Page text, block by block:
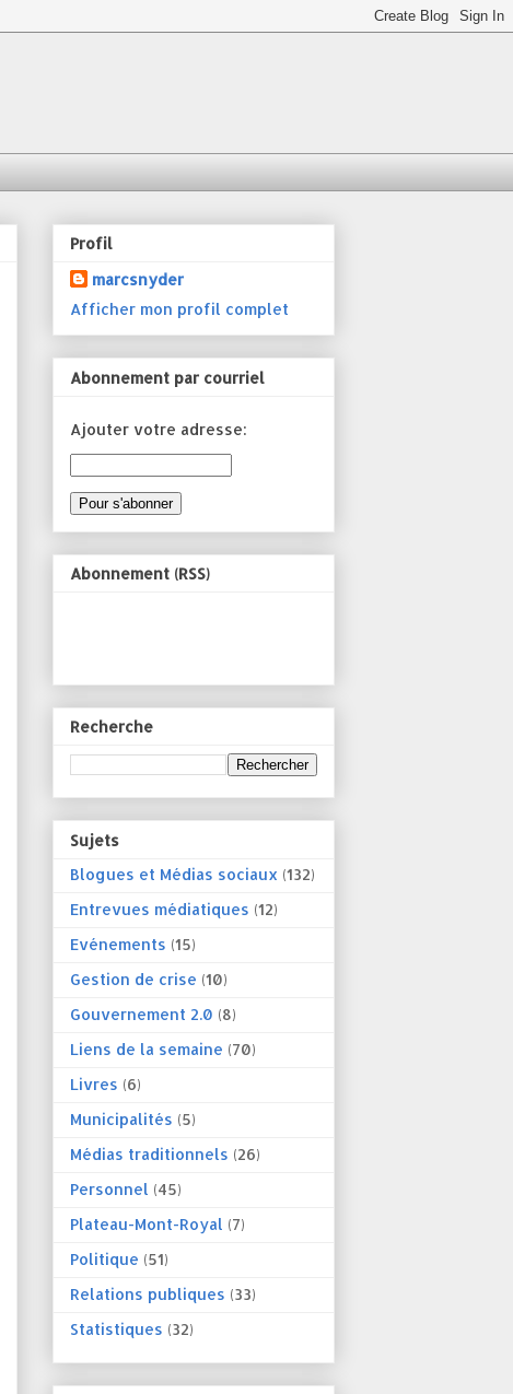
Profil
marcsnyder
Afficher mon profil complet
Abonnement par courriel
Ajouter votre adresse:
Abonnement (RSS)
Recherche
Sujets
Blogues et Médias sociaux (132)
Entrevues médiatiques (12)
Evénements (15)
Gestion de crise (10)
Gouvernement 2.0 (8)
Liens de la semaine (70)
Livres (6)
Municipalités (5)
Médias traditionnels (26)
Personnel (45)
Plateau-Mont-Royal (7)
Politique (51)
Relations publiques (33)
Statistiques (32)